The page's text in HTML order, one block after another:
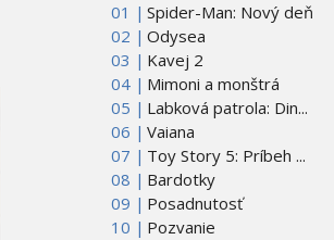
01 | Spider-Man: Nový deň
02 | Odysea
03 | Kavej 2
04 | Mimoni a monštrá
05 | Labková patrola: Din...
06 | Vaiana
07 | Toy Story 5: Príbeh ...
08 | Bardotky
09 | Posadnutosť
10 | Pozvanie